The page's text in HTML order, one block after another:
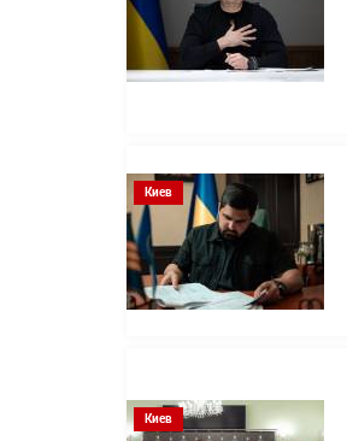
Киев
Киев